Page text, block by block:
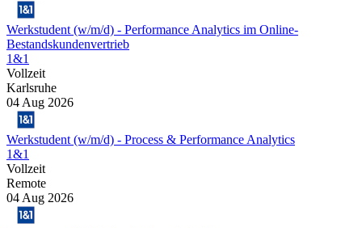
Werkstudent (w/m/d) - Performance Analytics im Online-
Bestandskundenvertrieb
1&1
Vollzeit
Karlsruhe
04 Aug 2026
Werkstudent (w/m/d) - Process & Performance Analytics
1&1
Vollzeit
Remote
04 Aug 2026